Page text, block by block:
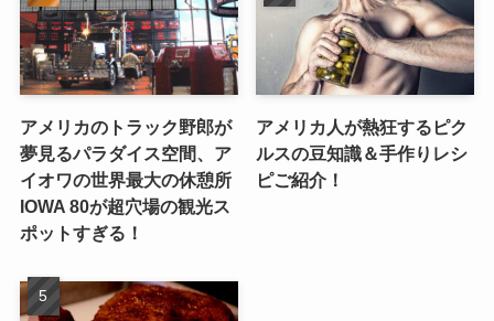
アメリカのトラック野郎が
夢見るパラダイス空間、ア
イオワの世界最大の休憩所
IOWA 80が超穴場の観光ス
ポットすぎる！
アメリカ人が熱狂するピク
ルスの豆知識＆手作りレシ
ピご紹介！